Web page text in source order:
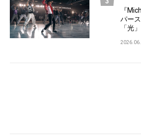
『
パー
「光